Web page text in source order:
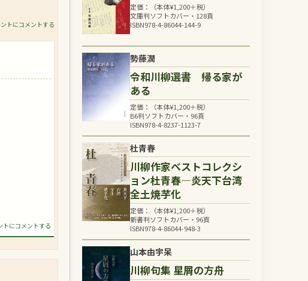
トにコメントする
トにコメントする
定価：（本体¥1,200＋税）
文庫判ソフトカバー・128頁
ISBN978-4-86044-144-9
勢藤潤
令和川柳選書 帰る家が
ある
定価：（本体¥1,200＋税）
B6判ソフトカバー・96頁
ISBN978-4-8237-1123-7
杜青春
川柳作家ベストコレクシ
ョン杜青春―炎天下台湾
全土焼芋化
定価：（本体¥1,200＋税）
新書判ソフトカバー・96頁
ISBN978-4-86044-948-3
山本由宇呆
川柳句集 星屑の方舟